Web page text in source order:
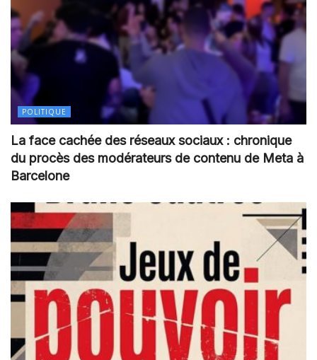
POLITIQUE
La face cachée des réseaux sociaux : chronique
du procès des modérateurs de contenu de Meta à
Barcelone